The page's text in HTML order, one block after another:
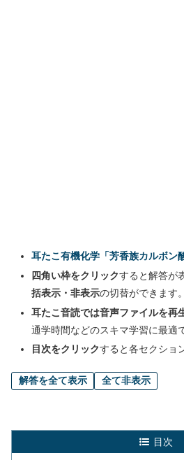
耳たこ有機化学「芳香族カルボン
四角い枠をクリックすると解答が
括表示・非表示の切替ができます。
耳たこ音読では音声ファイルを再
通学時間などのスキマ学習に最適
目次をクリックすると各セクショ
解答を全て表示 全て非表示
目次